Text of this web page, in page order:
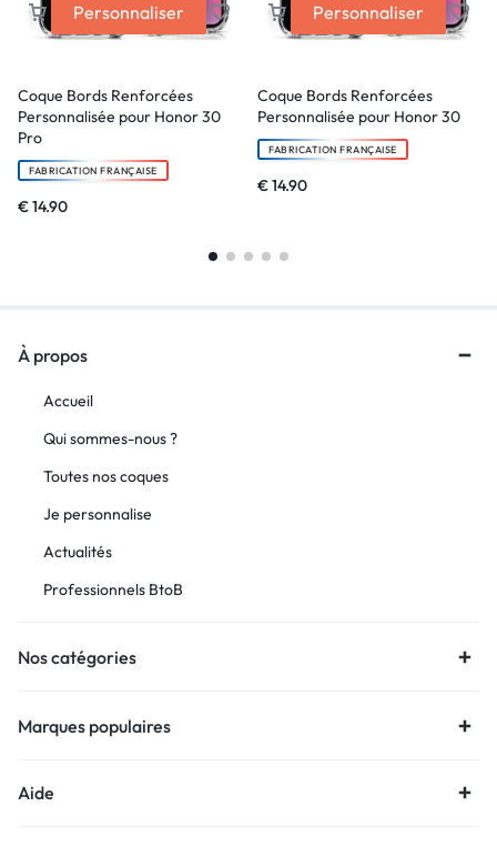
Personnaliser
Coque Bords Renforcées
Personnalisée pour Honor 30
Pro
FABRICATION FRANÇAISE
€14.90
Personnaliser
Coque Bords Renforcées
Personnalisée pour Honor 30
FABRICATION FRANÇAISE
€14.90
À propos
Accueil
Qui sommes-nous ?
Toutes nos coques
Je personnalise
Actualités
Professionnels BtoB
Nos catégories
Marques populaires
Aide